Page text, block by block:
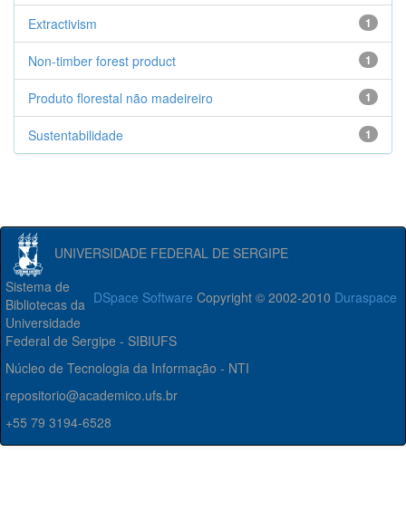
1
Extractivism
1
Non-timber forest product
1
Produto florestal não madeireiro
1
Sustentabilidade
UNIVERSIDADE FEDERAL DE SERGIPE
DSpace Software Copyright © 2002-2010 Duraspace
Sistema de
Bibliotecas da
Universidade
Federal de Sergipe - SIBIUFS
Núcleo de Tecnologia da Informação - NTI
repositorio@academico.ufs.br
+55 79 3194-6528